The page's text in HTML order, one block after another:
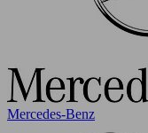
Mercedes-Benz